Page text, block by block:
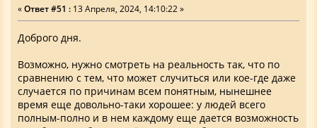
«Ответ #51 : 13 Апреля, 2024, 14:10:22 »
Доброго дня.
Возможно, нужно смотреть на реальность так, что по
сравнению с тем, что может случиться или кое-где даже
случается по причинам всем понятным, нынешнее
время еще довольно-таки хорошее: у людей всего
полным-полно и в нем каждому еще дается возможность